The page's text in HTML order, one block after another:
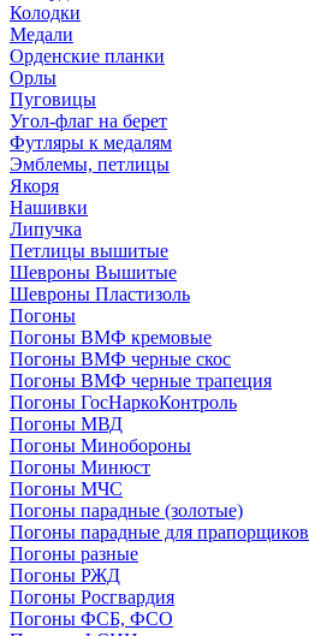
Колодки
Медали
Орденские планки
Орлы
Пуговицы
Угол-флаг на берет
Футляры к медалям
Эмблемы, петлицы
Якоря
Нашивки
Липучка
Петлицы вышитые
Шевроны Вышитые
Шевроны Пластизоль
Погоны
Погоны ВМФ кремовые
Погоны ВМФ черные скос
Погоны ВМФ черные трапеция
Погоны ГосНаркоКонтроль
Погоны МВД
Погоны Минобороны
Погоны Минюст
Погоны МЧС
Погоны парадные (золотые)
Погоны парадные для прапорщиков
Погоны разные
Погоны РЖД
Погоны Росгвардия
Погоны ФСБ, ФСО